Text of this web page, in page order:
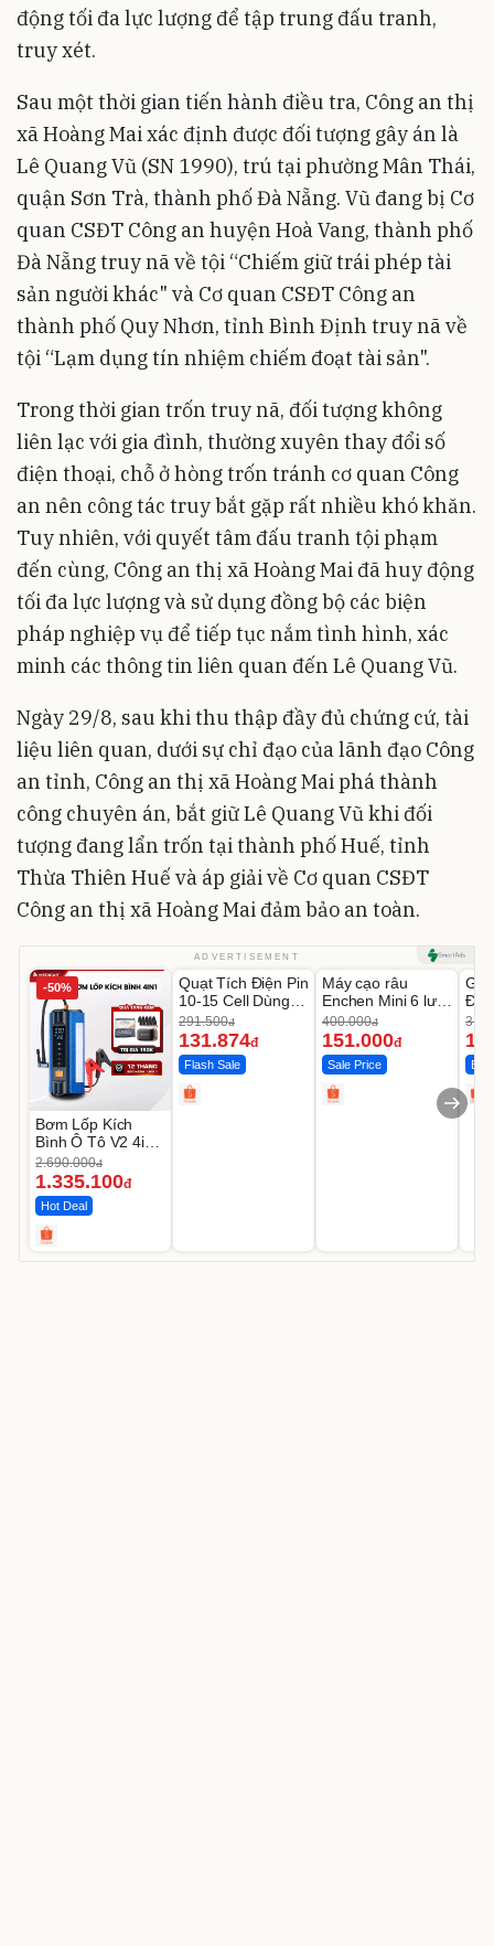
động tối đa lực lượng để tập trung đấu tranh,
truy xét.
Sau một thời gian tiến hành điều tra, Công an thị
xã Hoàng Mai xác định được đối tượng gây án là
Lê Quang Vũ (SN 1990), trú tại phường Mân Thái,
quận Sơn Trà, thành phố Đà Nẵng. Vũ đang bị Cơ
quan CSĐT Công an huyện Hoà Vang, thành phố
Đà Nẵng truy nã về tội “Chiếm giữ trái phép tài
sản người khác" và Cơ quan CSĐT Công an
thành phố Quy Nhơn, tỉnh Bình Định truy nã về
tội “Lạm dụng tín nhiệm chiếm đoạt tài sản".
Trong thời gian trốn truy nã, đối tượng không
liên lạc với gia đình, thường xuyên thay đổi số
điện thoại, chỗ ở hòng trốn tránh cơ quan Công
an nên công tác truy bắt gặp rất nhiều khó khăn.
Tuy nhiên, với quyết tâm đấu tranh tội phạm
đến cùng, Công an thị xã Hoàng Mai đã huy động
tối đa lực lượng và sử dụng đồng bộ các biện
pháp nghiệp vụ để tiếp tục nắm tình hình, xác
minh các thông tin liên quan đến Lê Quang Vũ.
Ngày 29/8, sau khi thu thập đầy đủ chứng cứ, tài
liệu liên quan, dưới sự chỉ đạo của lãnh đạo Công
an tỉnh, Công an thị xã Hoàng Mai phá thành
công chuyên án, bắt giữ Lê Quang Vũ khi đối
tượng đang lẩn trốn tại thành phố Huế, tỉnh
Thừa Thiên Huế và áp giải về Cơ quan CSĐT
Công an thị xã Hoàng Mai đảm bảo an toàn.
ADVERTISEMENT
-50%
Bơm Lốp Kích
Bình Ô Tô V2 4in1
MEDICAR –
12.000mAh
2.690.000đ
1.335.100đ
Hot Deal
-54%
Unmute
Quạt Tích Điện Pin
10-15 Cell Dùng
Liên Tục 4-8H
291.500đ
131.874đ
Flash Sale
-62%
Máy cạo râu
Enchen Mini 6 lưỡi
dao kép mỏng
400.000đ
151.000đ
Sale Price
Đùi